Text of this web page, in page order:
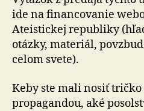
ide na financovanie
Ateistickej republiky
otázky, materiál,
celom svete).
Keby ste mali nosiť
propagandou, aké